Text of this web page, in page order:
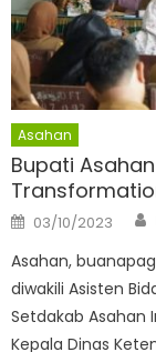
Asahan
Bupati
Posted
on
03/10/2023
Asahan,
diwakili Asisten
Setdakab Asahan
Kepala Dinas